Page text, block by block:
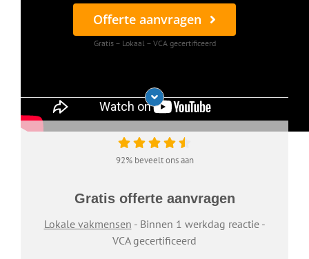
Offerte aanvragen
Gratis – Lokaal – VCA gecertificeerd
92% beveelt ons aan
Gratis offerte aanvragen
Lokale vakmensen - Binnen 1 werkdag reactie -
VCA gecertificeerd